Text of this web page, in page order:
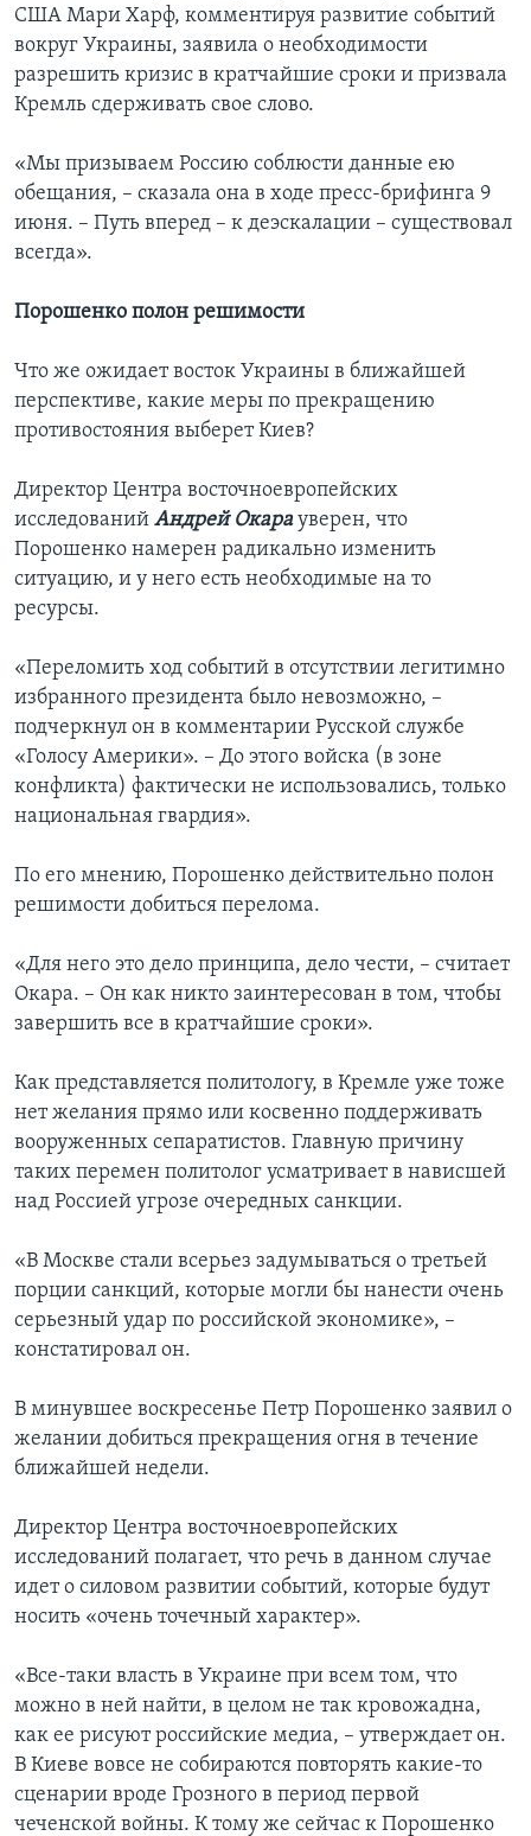
США Мари Харф, комментируя развитие событий
вокруг Украины, заявила о необходимости
разрешить кризис в кратчайшие сроки и призвала
Кремль сдерживать свое слово.
«Мы призываем Россию соблюсти данные ею
обещания, – сказала она в ходе пресс-брифинга 9
июня. – Путь вперед – к деэскалации – существовал
всегда».
Порошенко полон решимости
Что же ожидает восток Украины в ближайшей
перспективе, какие меры по прекращению
противостояния выберет Киев?
Директор Центра восточноевропейских
исследований Андрей Окарауверен, что
Порошенко намерен радикально изменить
ситуацию, и у него есть необходимые на то
ресурсы.
«Переломить ход событий в отсутствии легитимно
избранного президента было невозможно, –
подчеркнул он в комментарии Русской службе
«Голосу Америки». – До этого войска (в зоне
конфликта) фактически не использовались, только
национальная гвардия».
По его мнению, Порошенко действительно полон
решимости добиться перелома.
«Для него это дело принципа, дело чести, – считает
Окара. – Он как никто заинтересован в том, чтобы
завершить все в кратчайшие сроки».
Как представляется политологу, в Кремле уже тоже
нет желания прямо или косвенно поддерживать
вооруженных сепаратистов. Главную причину
таких перемен политолог усматривает в нависшей
над Россией угрозе очередных санкции.
«В Москве стали всерьез задумываться о третьей
порции санкций, которые могли бы нанести очень
серьезный удар по российской экономике», –
констатировал он.
В минувшее воскресенье Петр Порошенко заявил о
желании добиться прекращения огня в течение
ближайшей недели.
Директор Центра восточноевропейских
исследований полагает, что речь в данном случае
идет о силовом развитии событий, которые будут
носить «очень точечный характер».
«Все-таки власть в Украине при всем том, что
можно в ней найти, в целом не так кровожадна,
как ее рисуют российские медиа, – утверждает он.
В Киеве вовсе не собираются повторять какие-то
сценарии вроде Грозного в период первой
чеченской войны. К тому же сейчас к Порошенко